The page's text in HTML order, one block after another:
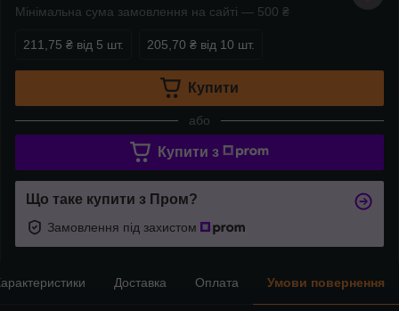
Мінімальна сума замовлення на сайті — 500 ₴
211,75 ₴ від 5 шт. 205,70 ₴ від 10 шт.
Купити
або
Купити з
Що таке купити з Пром?
Замовлення під захистом
Доставка Оплата Умови повернення